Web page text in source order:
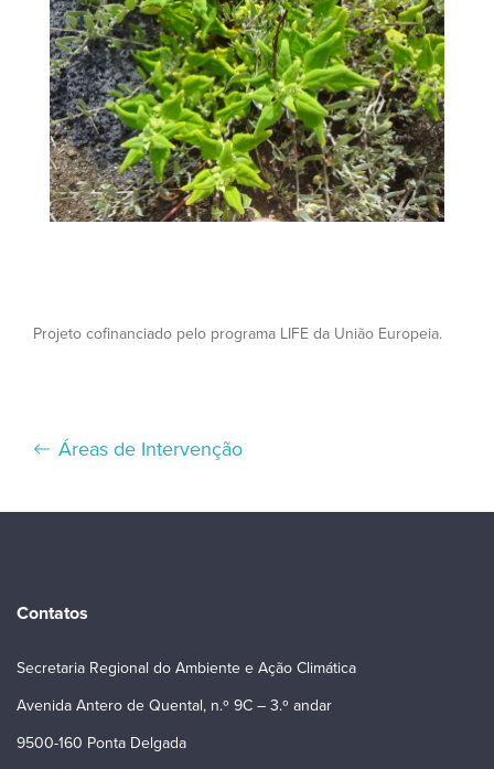
Projeto cofinanciado pelo programa LIFE da União Europeia.
Áreas de Intervenção
Contatos
Secretaria Regional do Ambiente e Ação Climática
Avenida Antero de Quental, n.º 9C – 3.º andar
9500-160 Ponta Delgada